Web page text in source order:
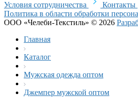
Условия сотрудничества
Контакты
Политика в области обработки
ООО «Челеби-Текстиль» © 2026
Главная
Каталог
Мужская одежда оптом
Джемпер мужской оптом